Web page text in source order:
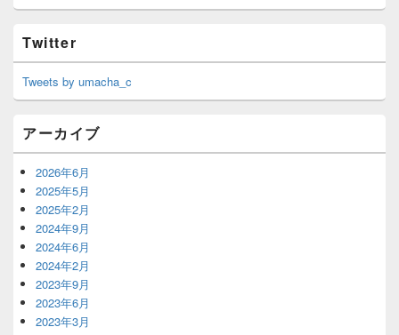
Twitter
Tweets by umacha_c
アーカイブ
2026年6月
2025年5月
2025年2月
2024年9月
2024年6月
2024年2月
2023年9月
2023年6月
2023年3月